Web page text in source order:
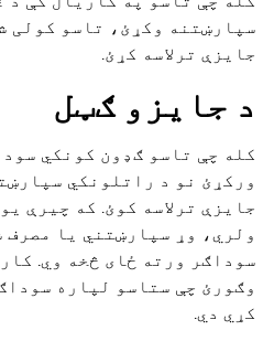
سپارښتنه وکړئ، تاسو کولی
جایزې ترلاسه کړئ.
د جایزو ګټل
جایزې ترلاسه کوئ. که چیرې
ولري، وړ سپارښتني یا مصرف
سوداګر ورته ځای څخه وي.
وګورئ چې ستاسو لپاره
کړي دي.